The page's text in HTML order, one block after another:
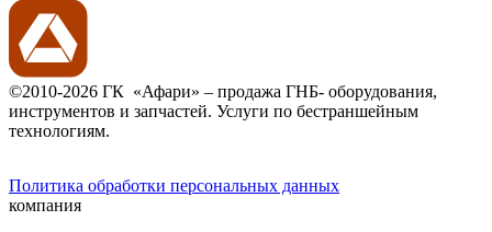
©2010-2026 ГК «Афари» – продажа ГНБ- оборудования,
инструментов и запчастей. Услуги по бестраншейным
технологиям.
Политика обработки персональных данных
компания